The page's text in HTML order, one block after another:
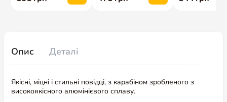
Опис Деталі
Якісні, міцні і стильні повідці, з карабіном зробленого з
високоякісного алюмінієвого сплаву.